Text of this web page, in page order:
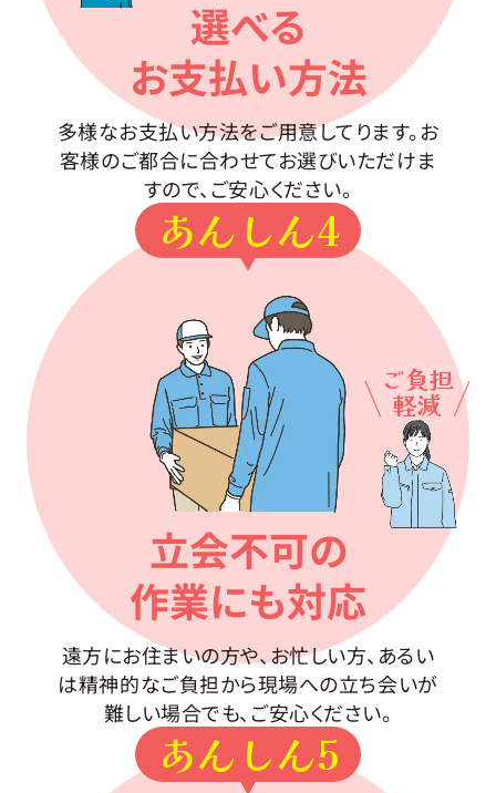
選べる
お支払い方法
多様なお支払い方法をご用意してります。お
客様のご都合に合わせてお選びいただけま
すので、ご安心ください。
あんしん4
立会不可の
作業にも対応
遠方にお住まいの方や、お忙しい方、あるい
は精神的なご負担から現場への立ち会いが
難しい場合でも、ご安心ください。
ご負担
軽減
あんしん5